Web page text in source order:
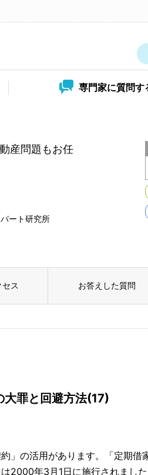
専門家に質問す
産問題もお任
ート研究所
ス お答えした質問
大罪と回避方法(17)
」の活用があります。「定期
2000年3月1日に施行されまし